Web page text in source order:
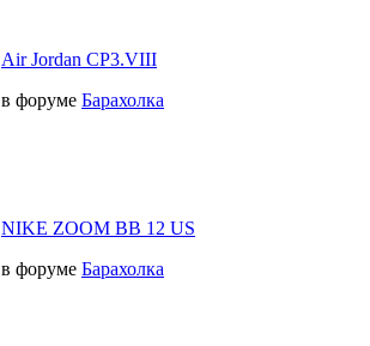
Air Jordan CP3.VIII
в форуме Барахолка
NIKE ZOOM BB 12 US
в форуме Барахолка